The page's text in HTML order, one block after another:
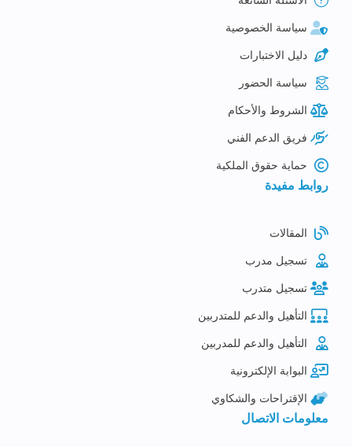
سياسة الخصوصية
دليل الاختبارات
سياسة الحضور
الشروط والأحكام
فريق الدعم الفني
حماية حقوق الملكية
روابط مفيدة
المقالات
تسجيل مدرب
تسجيل متدرب
التأهيل والدعم للمتدربين
التأهيل والدعم للمدربين
البوابة الإلكترونية
الإقتراحات والشكاوي
معلومات الاتصال